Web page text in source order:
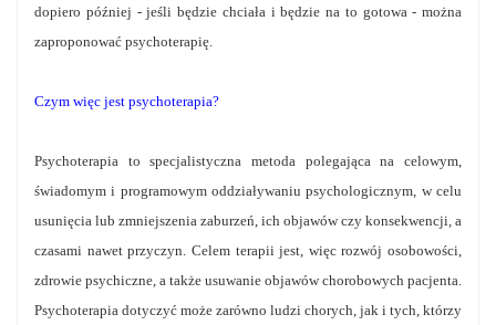
dopiero później - jeśli będzie chciała i będzie na to gotowa - można
zaproponować psychoterapię.
Czym więc jest psychoterapia?
Psychoterapia to specjalistyczna metoda polegająca na celowym,
świadomym i programowym oddziaływaniu psychologicznym, w celu
usunięcia lub zmniejszenia zaburzeń, ich objawów czy konsekwencji, a
czasami nawet przyczyn. Celem terapii jest, więc rozwój osobowości,
zdrowie psychiczne, a także usuwanie objawów chorobowych pacjenta.
Psychoterapia dotyczyć może zarówno ludzi chorych, jak i tych, którzy